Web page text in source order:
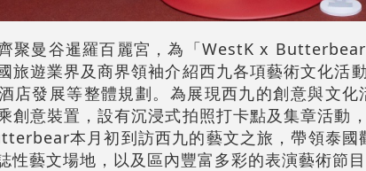
聚曼谷暹羅百麗宮，為「WestK x
旅遊業界及商界領袖介紹西九各項藝術文化活
店發展等整體規劃。為展現西九的創意與文
創意裝置，設有沉浸式拍照打卡點及集章活動
本月初到訪西九的藝文之旅，帶領泰國
性藝文場地，以及區內豐富多彩的表演藝術節目